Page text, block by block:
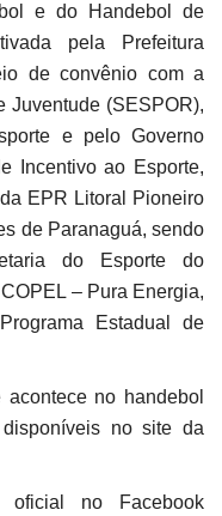
e do Handebol de
pela Prefeitura
de convênio com a
Juventude (SESPOR),
e pelo Governo
Incentivo ao Esporte,
EPR Litoral Pioneiro
de Paranaguá, sendo
do Esporte do
– Pura Energia,
Estadual de
no handebol
no site da
no Facebook